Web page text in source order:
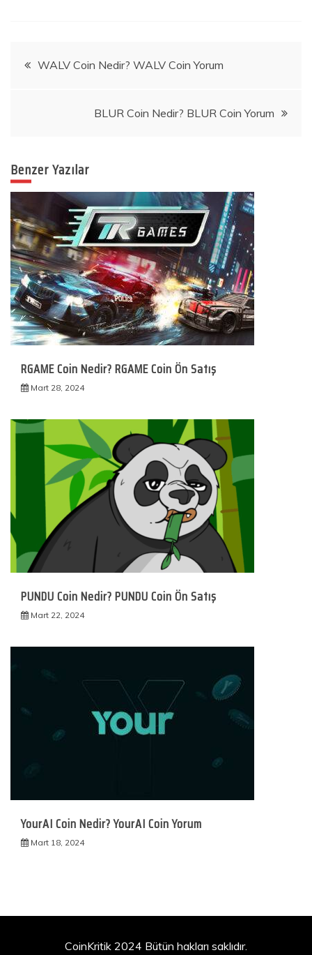
YazıWALV Coin Nedir? WALV Coin Yorum
BLUR Coin Nedir? BLUR Coin Yorum
Benzer Yazılar
RGAME Coin Nedir? RGAME Coin Ön Satış
Mart 28, 2024
PUNDU Coin Nedir? PUNDU Coin Ön Satış
Mart 22, 2024
YourAI Coin Nedir? YourAI Coin Yorum
Mart 18, 2024
CoinKritik 2024 Bütün hakları saklıdır.